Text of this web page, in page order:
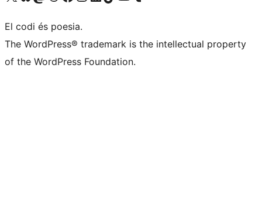
El codi és poesia.
The WordPress® trademark is the intellectual property
of the WordPress Foundation.